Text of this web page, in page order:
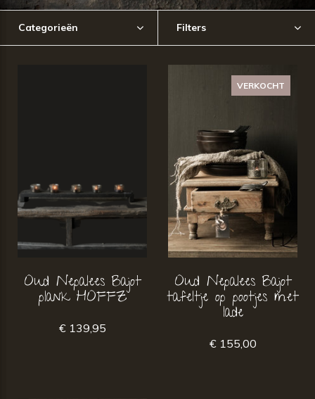
Categorieën Filters
Oud Nepalees Bajot
plank HOFFZ
€ 139,95
VERKOCHT
Oud Nepalees Bajot
tafeltje op pootjes met
lade
€ 155,00